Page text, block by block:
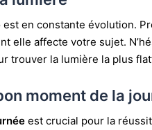
est en constante évolution.
elle affecte votre sujet.
trouver la lumière la plus
moment de la
est crucial pour la